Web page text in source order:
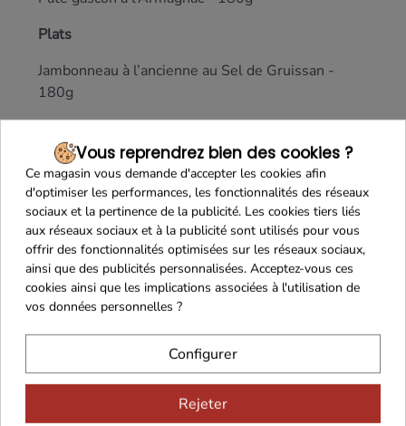
Plats
Jambonneau à l’ancienne au Sel de Gruissan -
180g
Champagne - 600g
Sans porc
Pâtes artisanales aux Noix - 150g
Plaisirs Sucrés
Croustillants Caramel au Beurre Salé - 50g
2 Nonnettes au Miel fourrage Caramel - 2 x 32g
Meringues à la Vanille - 35g
2 Nougats artisanaux aux Noix du Périgord (20%
AOP) et chocolat - 2 x 10g
Vous reprendrez bien des cookies ?
Ce magasin vous demande d'accepter les cookies afin
d'optimiser les performances, les fonctionnalités des réseaux
sociaux et la pertinence de la publicité. Les cookies tiers liés
aux réseaux sociaux et à la publicité sont utilisés pour vous
offrir des fonctionnalités optimisées sur les réseaux sociaux,
ainsi que des publicités personnalisées. Acceptez-vous ces
cookies ainsi que les implications associées à l'utilisation de
vos données personnelles ?
Configurer
Rejeter